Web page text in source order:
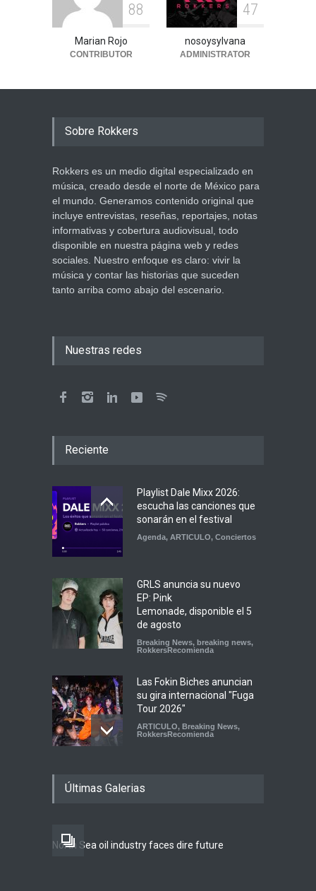
88
Marian Rojo
CONTRIBUTOR
47
nosoysylvana
ADMINISTRATOR
Sobre Rokkers
Rokkers es un medio digital especializado en
música, creado desde el norte de México para
el mundo. Generamos contenido original que
incluye entrevistas, reseñas, reportajes, notas
informativas y cobertura audiovisual, todo
disponible en nuestra página web y redes
sociales. Nuestro enfoque es claro: vivir la
música y contar las historias que suceden
tanto arriba como abajo del escenario.
Nuestras redes
Reciente
Playlist Dale Mixx 2026:
escucha las canciones que
sonarán en el festival
Agenda, ARTICULO, Conciertos
GRLS anuncia su nuevo
EP: Pink
Lemonade, disponible el 5
de agosto
Breaking News, breaking news,
RokkersRecomienda
Las Fokin Biches anuncian
su gira internacional "Fuga
Tour 2026"
ARTICULO, Breaking News,
RokkersRecomienda
nuevo de Psychedelic Porn
RokkersRecomienda,Sin
categoría
Últimas Galerias
North Sea oil industry faces dire future